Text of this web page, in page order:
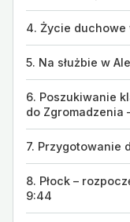
4. Życie duchowe
5. Na służbie w
6. Poszukiwanie
do Zgromadzenia
7. Przygotowanie
8. Płock –
9:44